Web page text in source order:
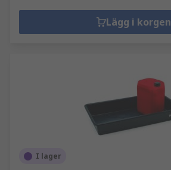
Lägg i korgen
I lager